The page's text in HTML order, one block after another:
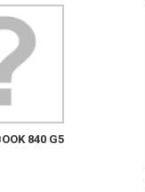
840 G5